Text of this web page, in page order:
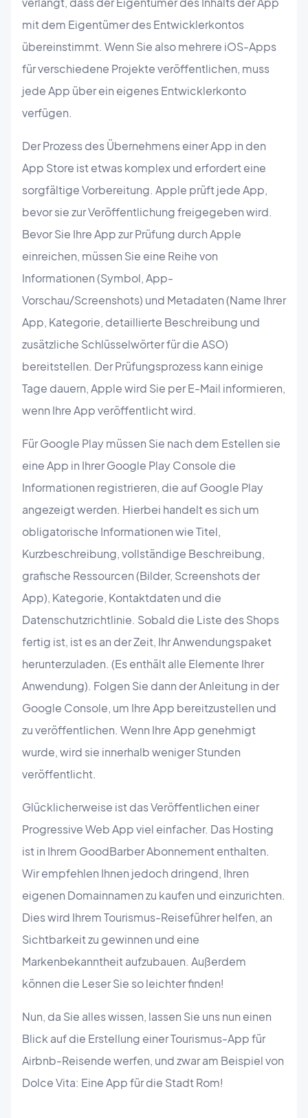
mit dem Eigentümer des Entwicklerkontos
übereinstimmt. Wenn Sie also mehrere iOS-Apps
für verschiedene Projekte veröffentlichen, muss
jede App über ein eigenes Entwicklerkonto
verfügen.
Der Prozess des Übernehmens einer App in den
App Store ist etwas komplex und erfordert eine
sorgfältige Vorbereitung. Apple prüft jede App,
bevor sie zur Veröffentlichung freigegeben wird.
Bevor Sie Ihre App zur Prüfung durch Apple
einreichen, müssen Sie eine Reihe von
Informationen (Symbol, App-
Vorschau/Screenshots) und Metadaten (Name Ihrer
App, Kategorie, detaillierte Beschreibung und
zusätzliche Schlüsselwörter für die ASO)
bereitstellen. Der Prüfungsprozess kann einige
Tage dauern, Apple wird Sie per E-Mail informieren,
wenn Ihre App veröffentlicht wird.
Für Google Play müssen Sie nach dem Estellen sie
eine App in Ihrer Google Play Console die
Informationen registrieren, die auf Google Play
angezeigt werden. Hierbei handelt es sich um
obligatorische Informationen wie Titel,
Kurzbeschreibung, vollständige Beschreibung,
grafische Ressourcen (Bilder, Screenshots der
App), Kategorie, Kontaktdaten und die
Datenschutzrichtlinie. Sobald die Liste des Shops
fertig ist, ist es an der Zeit, Ihr Anwendungspaket
herunterzuladen. (Es enthält alle Elemente Ihrer
Anwendung). Folgen Sie dann der Anleitung in der
Google Console, um Ihre App bereitzustellen und
zu veröffentlichen. Wenn Ihre App genehmigt
wurde, wird sie innerhalb weniger Stunden
veröffentlicht.
Glücklicherweise ist das Veröffentlichen einer
Progressive Web App viel einfacher. Das Hosting
ist in Ihrem GoodBarber Abonnement enthalten.
Wir empfehlen Ihnen jedoch dringend, Ihren
eigenen Domainnamen zu kaufen und einzurichten.
Dies wird Ihrem Tourismus-Reiseführer helfen, an
Sichtbarkeit zu gewinnen und eine
Markenbekanntheit aufzubauen. Außerdem
können die Leser Sie so leichter finden!
Nun, da Sie alles wissen, lassen Sie uns nun einen
Blick auf die Erstellung einer Tourismus-App für
Airbnb-Reisende werfen, und zwar am Beispiel von
Dolce Vita: Eine App für die Stadt Rom!